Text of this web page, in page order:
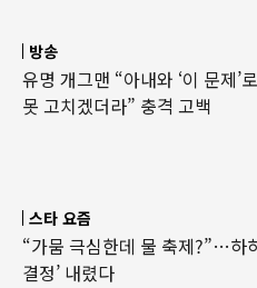
방송
유명 개그맨 “아내와 ‘이 문제’
못 고치겠더라” 충격 고백
스타 요즘
“가뭄 극심한데 물 축제?”…하
결정’ 내렸다